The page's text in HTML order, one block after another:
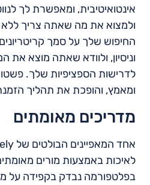
אינטואיטיבית, ומאפשרת לך
ולמצוא את מה שאתה צריך ללא
החיפוש שלך על סמך קריטריונים
וניסיון, ולוודא שאתה מוצא את
לדרישות הספציפיות שלך.
ומאמץ, והופכת את תהליך
מדריכים מאומתים
לאיכות באמצעות מורים
בפלטפורמה נבדק בקפידה על